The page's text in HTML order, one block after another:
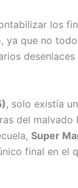
los
ya que no
, solo existía
del malvado
Super
final en el